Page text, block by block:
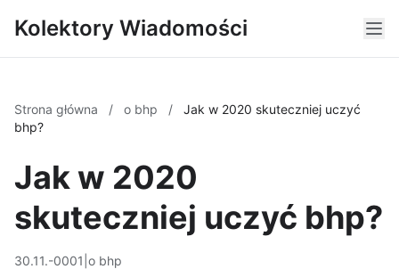
Kolektory Wiadomości
Strona główna / o bhp /
Jak w 2020 skuteczniej uczyć
bhp?
Jak w 2020
skuteczniej uczyć bhp?
30.11.-0001 o bhp